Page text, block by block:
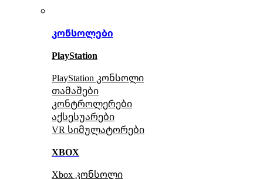
კონსოლები
PlayStation
PlayStation კონსოლი
თამაშები
კონტროლერები
აქსესუარები
VR სიმულატორები
XBOX
Xbox კონსოლი